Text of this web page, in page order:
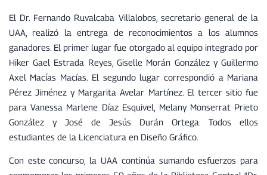
El Dr. Fernando Ruvalcaba Villalobos, secretario general de la
UAA, realizó la entrega de reconocimientos a los alumnos
ganadores. El primer lugar fue otorgado al equipo integrado por
Hiker Gael Estrada Reyes, Giselle Morán González y Guillermo
Axel Macías Macías. El segundo lugar correspondió a Mariana
Pérez Jiménez y Margarita Avelar Martínez. El tercer sitio fue
para Vanessa Marlene Díaz Esquivel, Melany Monserrat Prieto
González y José de Jesús Durán Ortega. Todos ellos
estudiantes de la Licenciatura en Diseño Gráfico.
Con este concurso, la UAA continúa sumando esfuerzos para